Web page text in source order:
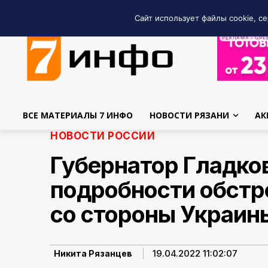
РЕКЛАМА •
ВСЕ МАТЕРИАЛЫ 7 ИНФО НОВОСТИ РЯЗАНИ
НОВОСТИ РОССИИ
Губернатор
подробности
со стороны
Никита Рязанцев 19.04.2022 11:02:07
Сайт использует файлы cookie,